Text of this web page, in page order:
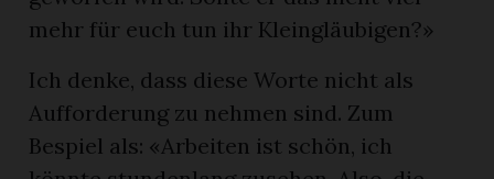
mehr für euch tun ihr Kleingläubigen?»
Ich denke, dass diese Worte nicht als
Aufforderung zu nehmen sind. Zum
Bespiel als: «Arbeiten ist schön, ich